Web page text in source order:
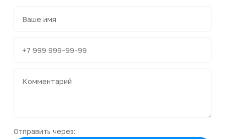
Отправить через: